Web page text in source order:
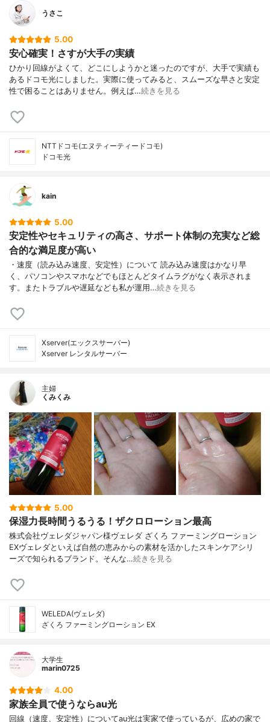
うさこ
5.00
安心確実！さすが大手の実績
ひかり回線がよくて、どこにしようかと迷ったのですが、大手で実績も
あるドコモ光にしました。実際に使ってみると、スムーズな早さと安定
性で困ることはありません。例えば…続きを見る
NTTドコモ(エヌティーティードコモ)
ドコモ光
kain
5.00
安定性やセキュリティの高さ、サポート体制の充実など総
合的な満足度が高い
・速度（読み込み速度、安定性）について 読み込み速度はかなり早
く、パソコンやスマホなどでもほとんどタイムラグがなく表示されま
す。またトラブルや遅延なども私が運用…続きを見る
Xserver(エックスサーバー)
Xserver レンタルサーバー
主婦
くみくみ
5.00
保湿力長時間うるうる！ザクロローション最高
株式会社ヴェレダジャパン様ヴェレダ ざくろ ファーミングローション
EXヴェレダといえば自然の恵みからの素材を活かしたスキンケアシリ
ーズで知られるブランド。そんな…続きを見る
WELEDA(ヴェレダ)
ざくろ ファーミングローション EX
大学生
marin0725
4.00
家族全員で使うならau光
回線（速度、安定性）についてau光は実家で使っているが、広めの家で